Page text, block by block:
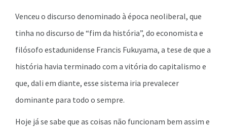
Venceu o discurso denominado à época neoliberal, que
tinha no discurso de “fim da história”, do economista e
filósofo estadunidense Francis Fukuyama, a tese de que a
história havia terminado com a vitória do capitalismo e
que, dali em diante, esse sistema iria prevalecer
dominante para todo o sempre.
Hoje já se sabe que as coisas não funcionam bem assim e